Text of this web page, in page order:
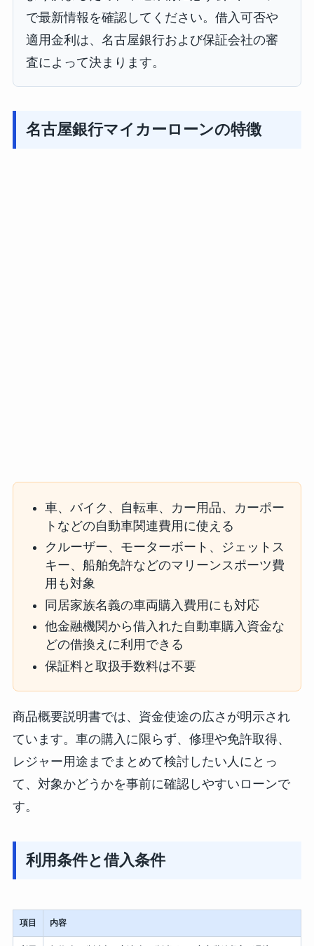
で最新情報を確認してください。借入可否や
適用金利は、名古屋銀行および保証会社の審
査によって決まります。
名古屋銀行マイカーローンの特徴
車、バイク、自転車、カー用品、カーポー
トなどの自動車関連費用に使える
クルーザー、モーターボート、ジェットス
キー、船舶免許などのマリーンスポーツ費
用も対象
同居家族名義の車両購入費用にも対応
他金融機関から借入れた自動車購入資金な
どの借換えに利用できる
保証料と取扱手数料は不要
商品概要説明書では、資金使途の広さが明示され
ています。車の購入に限らず、修理や免許取得、
レジャー用途までまとめて検討したい人にとっ
て、対象かどうかを事前に確認しやすいローンで
す。
利用条件と借入条件
項目 内容